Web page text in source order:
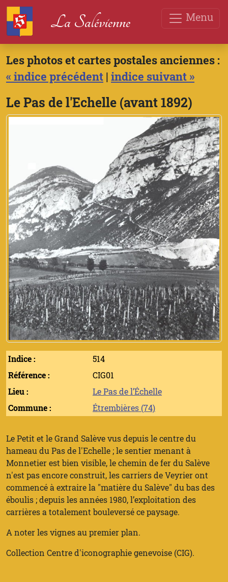
Menu
La Salévienne
Les photos et cartes postales anciennes :
« indice précédent | indice suivant »
Le Pas de l'Echelle (avant 1892)
Indice :
514
Référence :
CIG01
Lieu :
Le Pas de l’Échelle
Commune :
Étrembières (74)
Le Petit et le Grand Salève vus depuis le centre du
hameau du Pas de l'Echelle ; le sentier menant à
Monnetier est bien visible, le chemin de fer du Salève
n'est pas encore construit, les carriers de Veyrier ont
commencé à extraire la "matière du Salève" du bas des
éboulis ; depuis les années 1980, l’exploitation des
carrières a totalement bouleversé ce paysage.
A noter les vignes au premier plan.
Collection Centre d'iconographie genevoise (CIG).